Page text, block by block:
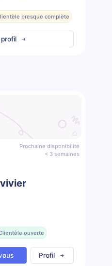
presque complète
Prochaine disponibilité
< 3 semaines
ouverte
Profil